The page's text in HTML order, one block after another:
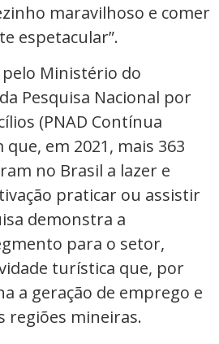
maravilhoso e comer
espetacular”.
Ministério do
Pesquisa Nacional por
(PNAD Contínua
em 2021, mais 363
no Brasil a lazer e
praticar ou assistir
demonstra a
para o setor,
turística que, por
a geração de emprego e
regiões mineiras.